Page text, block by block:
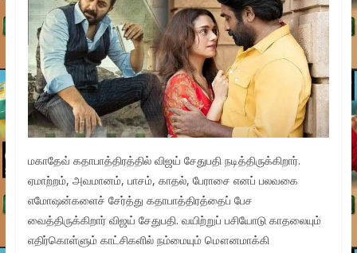
மகாதேவ் கதாபாத்திரத்தில் விஜய் சேதுபதி நடித்திருக்கிறார்.
ஏமாற்றம், அவமானம், பாசம், காதல், பேராசை எனப் பலவகை
எமோஷன்களைச் சேர்த்து கதாபாத்திரத்தைப் பேச
வைத்திருக்கிறார் விஜய் சேதுபதி. வயிற்றுப் பசியோடு காதலையும்
எதிர்கொள்ளும் காட்சிகளில் நம்மையும் மௌனமாக்கி